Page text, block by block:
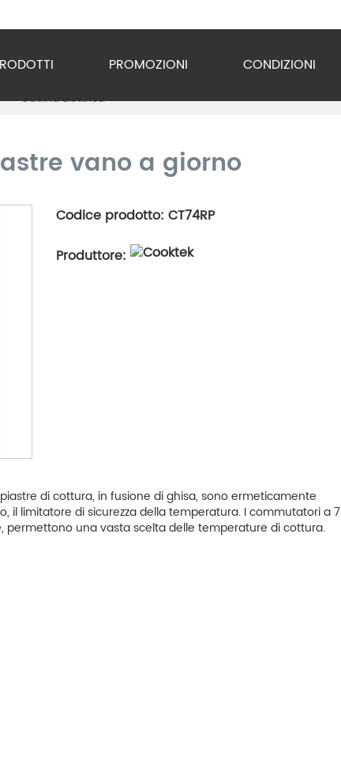
Inox
PROMOZIONI CONDIZIONI
Cucina Elettrica
vano a giorno
Codice prodotto: CT74RP
Produttore:
di cottura, in fusione di ghisa, sono ermeticamente
il limitatore di sicurezza della temperatura. I commutatori a 7
permettono una vasta scelta delle temperature di cottura.